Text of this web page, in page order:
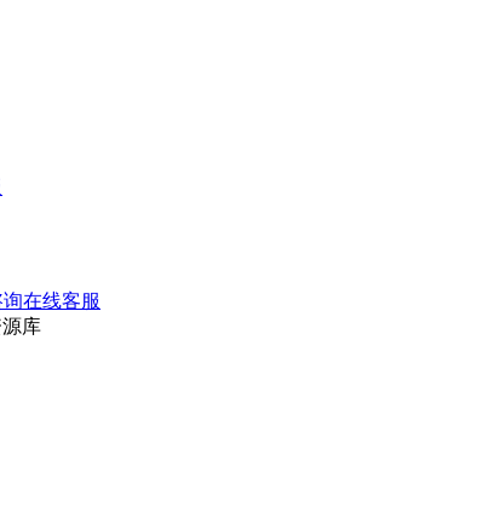
询在线客服
库